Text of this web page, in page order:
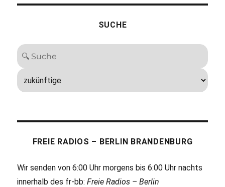
SUCHE
FREIE RADIOS – BERLIN BRANDENBURG
Wir senden von 6:00 Uhr morgens bis 6:00 Uhr nachts
innerhalb des fr-bb:Freie Radios – Berlin